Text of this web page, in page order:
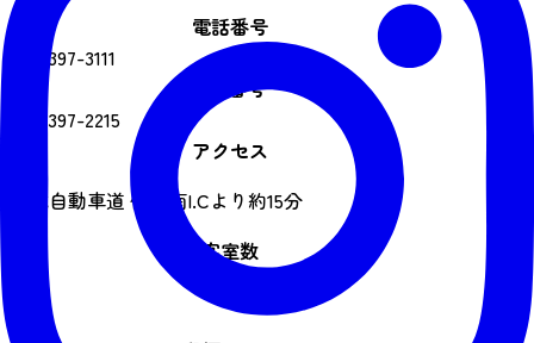
電話番号
022-397-3111
FAX番号
022-397-2215
アクセス
東北自動車道 仙台南I.Cより約15分
客室数